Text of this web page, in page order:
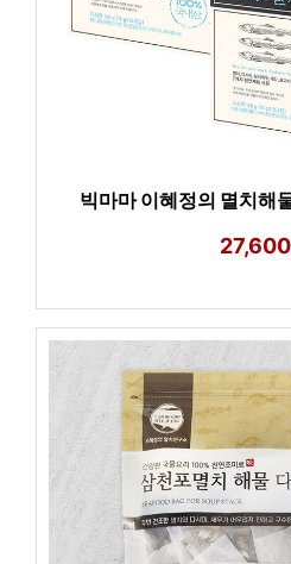
빅마마 이혜정의 멸치해